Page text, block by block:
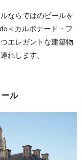
ならではのビールを
＜カルボナード・フ
エレガントな建築物
れします。
ル